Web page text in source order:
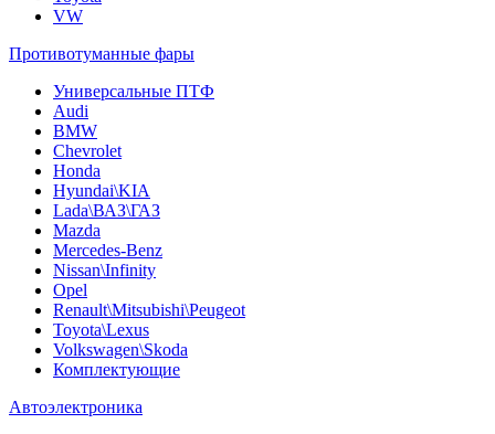
VW
Противотуманные фары
Универсальные ПТФ
Audi
BMW
Chevrolet
Honda
Hyundai\KIA
Lada\ВАЗ\ГАЗ
Mazda
Mercedes-Benz
Nissan\Infinity
Opel
Renault\Mitsubishi\Peugeot
Toyota\Lexus
Volkswagen\Skoda
Комплектующие
Автоэлектроника